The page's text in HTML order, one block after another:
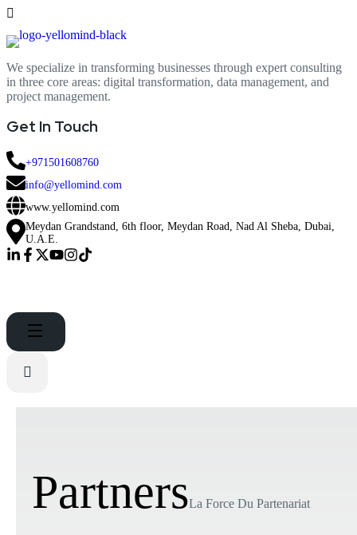
We specialize in transforming businesses through expert consulting
in three core areas: digital transformation, data management, and
project management.
Get In Touch
+971501608760
info@yellomind.com
www.yellomind.com
Meydan Grandstand, 6th floor, Meydan Road, Nad Al Sheba, Dubai,
U.A.E.
PartnersLa Force Du Partenariat